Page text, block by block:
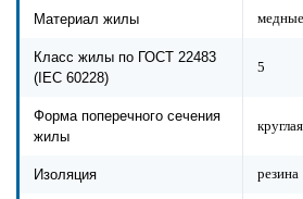
Материал жилы
Класс жилы по ГОСТ 22483
(IEC 60228)
5
Форма поперечного сечения
жилы
круглая
Изоляция резина